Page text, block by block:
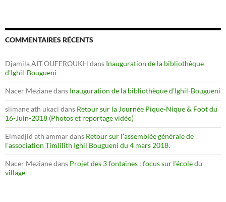
COMMENTAIRES RÉCENTS
Djamila AIT OUFEROUKH dans Inauguration de la bibliothèque
d’Ighil-Bougueni
Nacer Mezianedans Inauguration de la bibliothèque d’Ighil-Bougueni
slimane ath ukaci dans Retour sur la Journée Pique-Nique & Foot du
16-Juin-2018 (Photos et reportage vidéo)
Elmadjid ath ammardans Retour sur l’assemblée générale de
l’association Timlilith Ighil Bougueni du 4 mars 2018.
Nacer Mezianedans Projet des 3 fontaines : focus sur l’école du
village